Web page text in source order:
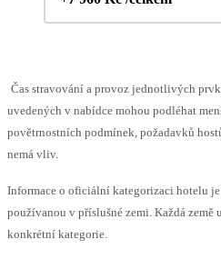
Čas stravování a provoz jednotlivých
uvedených v nabídce mohou podléhat
povětrnostních podmínek, požadavků
nemá vliv.
Informace o oficiální kategorizaci hotelu
používanou v příslušné zemi. Každá
konkrétní kategorie.